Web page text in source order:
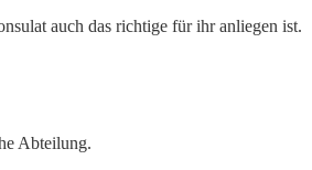
auch das richtige für ihr anliegen ist.
Abteilung.